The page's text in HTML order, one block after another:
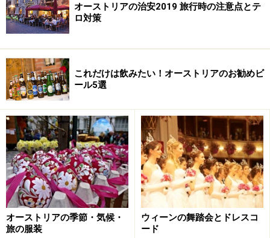
オーストリアの治安2019 旅行時の注意点とテ
ロ対策
これだけは飲みたい！オーストリアのお勧めビ
ール5選
オーストリアの季節・気候・
旅の服装
ウィーンの舞踏会とドレスコ
ード